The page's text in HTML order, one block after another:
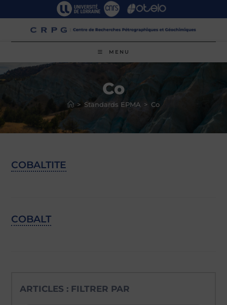
MENU
Co
> Standards EPMA > Co
COBALTITE
COBALT
ARTICLES : FILTRER PAR